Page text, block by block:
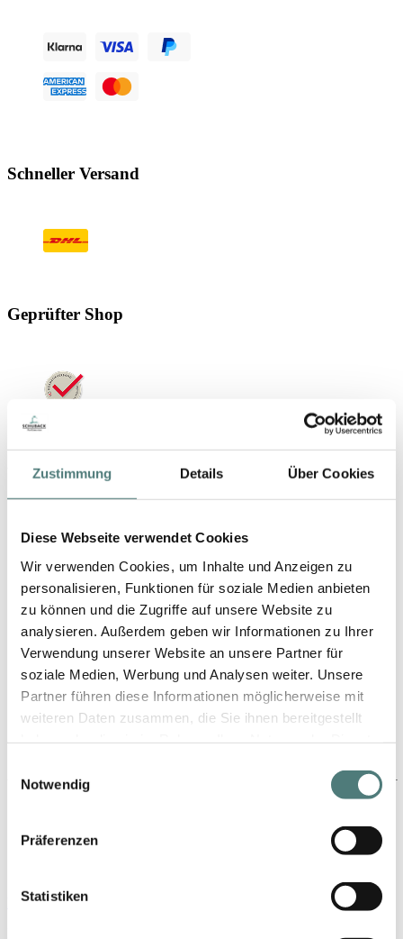
Zustimmung Details Über Cookies
Diese Webseite verwendet Cookies
Wir verwenden Cookies, um Inhalte und Anzeigen zu
personalisieren, Funktionen für soziale Medien anbieten
zu können und die Zugriffe auf unsere Website zu
analysieren. Außerdem geben wir Informationen zu Ihrer
Verwendung unserer Website an unsere Partner für
soziale Medien, Werbung und Analysen weiter. Unsere
Partner führen diese Informationen möglicherweise mit
weiteren Daten zusammen, die Sie ihnen bereitgestellt
Notwendig
Präferenzen
Statistiken
Schneller Versand
Geprüfter Shop
YBPN-Partner
Schön folgen
Shop
Marken